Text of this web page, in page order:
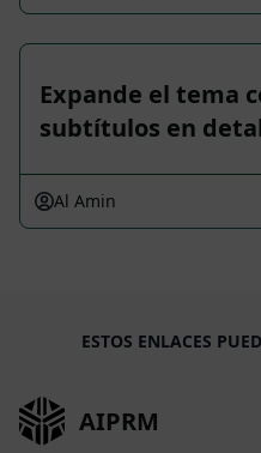
Expande el tema
subtítulos en
Al Amin
ESTOS ENLACES
AIPRM